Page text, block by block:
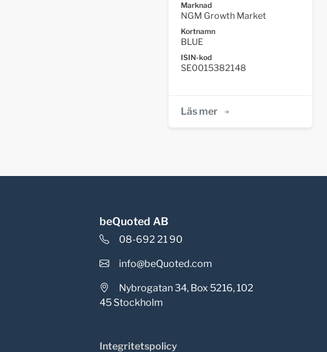
Marknad
NGM Growth Market
Kortnamn
BLUE
ISIN-kod
SE0015382148
Läs mer
beQuoted AB
08-692 21 90
info@beQuoted.com
Nybrogatan 34, Box 5216, 102
45 Stockholm
Integritetspolicy